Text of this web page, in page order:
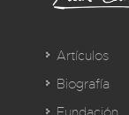
Artículos
Biografía